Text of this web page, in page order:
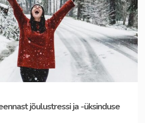
jõulustressi ja -üksinduse